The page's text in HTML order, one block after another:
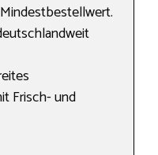
Frisch- und